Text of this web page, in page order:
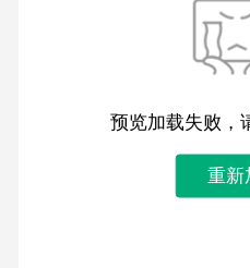
预览加载失败，
重新